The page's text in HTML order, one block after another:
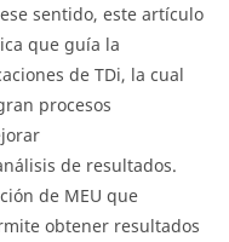
sentido, este artículo
que guía la
de TDi, la cual
procesos
de resultados.
de MEU que
obtener resultados